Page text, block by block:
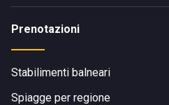
Prenotazioni
Stabilimenti balneari
Spiagge per regione